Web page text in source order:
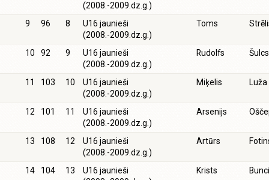
(2008.-2009.dz.g.)
9 96 8
U16 jaunieši
(2008.-2009.dz.g.)
Toms
10 92 9
U16 jaunieši
(2008.-2009.dz.g.)
Rudolfs Šulcs
11 103 10
U16 jaunieši
(2008.-2009.dz.g.)
Miķelis Luža
12 101 11
U16 jaunieši
(2008.-2009.dz.g.)
Arsenijs
13 108 12
U16 jaunieši
(2008.-2009.dz.g.)
Artūrs
14 104 13
U16 jaunieši
Krists